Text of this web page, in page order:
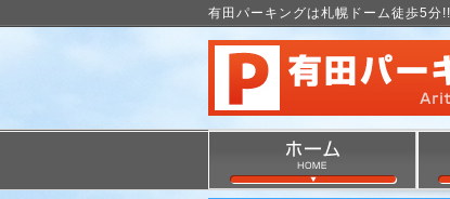
有田パーキングは札幌ドーム徒歩5分